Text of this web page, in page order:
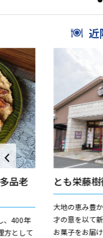
近
品老
、400年
方として
とも栄藤
大地の恵み豊
才の意を以て
お菓子をお届